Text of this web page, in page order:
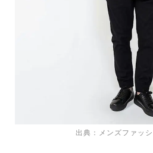
出典：メンズファッ